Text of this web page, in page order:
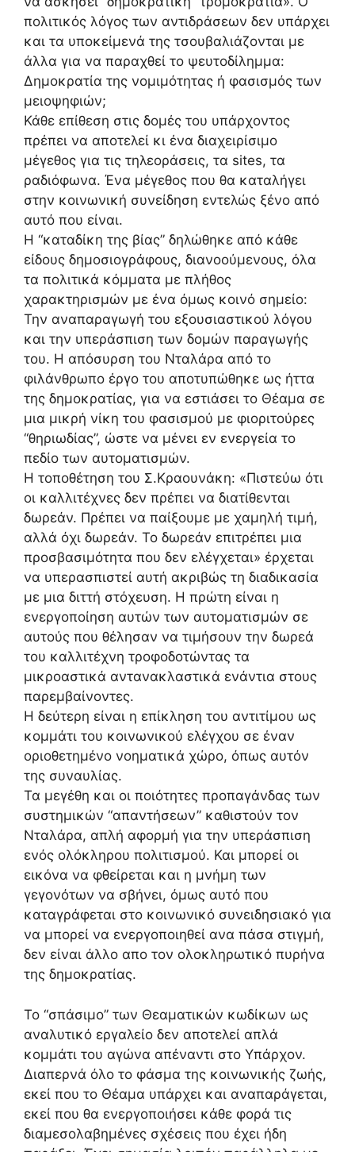
πολιτικός λόγος των αντιδράσεων δεν υπάρχει
και τα υποκείμενά της τσουβαλιάζονται με
άλλα για να παραχθεί το ψευτοδίλημμα:
Δημοκρατία της νομιμότητας ή φασισμός των
μειοψηφιών;
Κάθε επίθεση στις δομές του υπάρχοντος
πρέπει να αποτελεί κι ένα διαχειρίσιμο
μέγεθος για τις τηλεοράσεις, τα sites, τα
ραδιόφωνα. Ένα μέγεθος που θα καταλήγει
στην κοινωνική συνείδηση εντελώς ξένο από
αυτό που είναι.
Η “καταδίκη της βίας” δηλώθηκε από κάθε
είδους δημοσιογράφους, διανοούμενους, όλα
τα πολιτικά κόμματα με πλήθος
χαρακτηρισμών με ένα όμως κοινό σημείο:
Την αναπαραγωγή του εξουσιαστικού λόγου
και την υπεράσπιση των δομών παραγωγής
του. Η απόσυρση του Νταλάρα από το
φιλάνθρωπο έργο του αποτυπώθηκε ως ήττα
της δημοκρατίας, για να εστιάσει το Θέαμα σε
μια μικρή νίκη του φασισμού με φιοριτούρες
“θηριωδίας”, ώστε να μένει εν ενεργεία το
πεδίο των αυτοματισμών.
Η τοποθέτηση του Σ.Κραουνάκη: «Πιστεύω ότι
οι καλλιτέχνες δεν πρέπει να διατίθενται
δωρεάν. Πρέπει να παίξουμε με χαμηλή τιμή,
αλλά όχι δωρεάν. Το δωρεάν επιτρέπει μια
προσβασιμότητα που δεν ελέγχεται» έρχεται
να υπερασπιστεί αυτή ακριβώς τη διαδικασία
με μια διττή στόχευση. Η πρώτη είναι η
ενεργοποίηση αυτών των αυτοματισμών σε
αυτούς που θέλησαν να τιμήσουν την δωρεά
του καλλιτέχνη τροφοδοτώντας τα
μικροαστικά αντανακλαστικά ενάντια στους
παρεμβαίνοντες.
Η δεύτερη είναι η επίκληση του αντιτίμου ως
κομμάτι του κοινωνικού ελέγχου σε έναν
οριοθετημένο νοηματικά χώρο, όπως αυτόν
της συναυλίας.
Τα μεγέθη και οι ποιότητες προπαγάνδας των
συστημικών “απαντήσεων” καθιστούν τον
Νταλάρα, απλή αφορμή για την υπεράσπιση
ενός ολόκληρου πολιτισμού. Και μπορεί οι
εικόνα να φθείρεται και η μνήμη των
γεγονότων να σβήνει, όμως αυτό που
καταγράφεται στο κοινωνικό συνειδησιακό για
να μπορεί να ενεργοποιηθεί ανα πάσα στιγμή,
δεν είναι άλλο απο τον ολοκληρωτικό πυρήνα
της δημοκρατίας.
Το “σπάσιμο” των Θεαματικών κωδίκων ως
αναλυτικό εργαλείο δεν αποτελεί απλά
κομμάτι του αγώνα απέναντι στο Υπάρχον.
Διαπερνά όλο το φάσμα της κοινωνικής ζωής,
εκεί που το Θέαμα υπάρχει και αναπαράγεται,
εκεί που θα ενεργοποιήσει κάθε φορά τις
διαμεσολαβημένες σχέσεις που έχει ήδη